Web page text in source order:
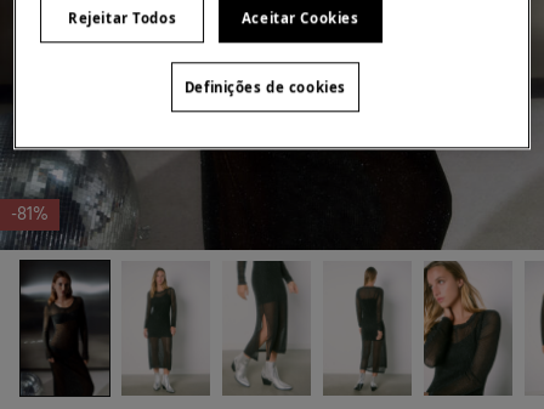
-81%
Rejeitar Todos Aceitar Cookies
Definições de cookies